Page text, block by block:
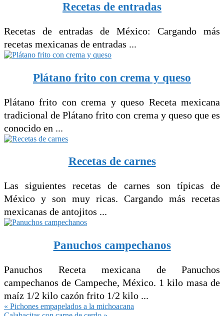
Recetas de entradas
Recetas de entradas de México: Cargando más
recetas mexicanas de entradas ...
Plátano frito con crema y queso
Plátano frito con crema y queso Receta mexicana
tradicional de Plátano frito con crema y queso que es
conocido en ...
Recetas de carnes
Las siguientes recetas de carnes son típicas de
México y son muy ricas. Cargando más recetas
mexicanas de antojitos ...
Panuchos campechanos
Panuchos Receta mexicana de Panuchos
campechanos de Campeche, México. 1 kilo masa de
maíz 1/2 kilo cazón frito 1/2 kilo ...
Entrada
« Pichones empapelados a la michoacana